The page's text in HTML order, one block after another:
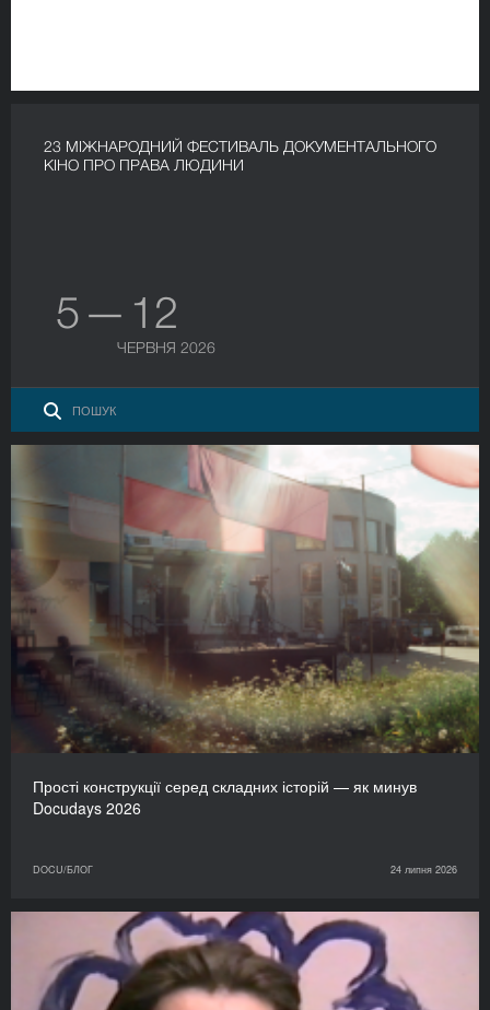
23 МІЖНАРОДНИЙ ФЕСТИВАЛЬ ДОКУМЕНТАЛЬНОГО
КІНО ПРО ПРАВА ЛЮДИНИ
5 — 12
ЧЕРВНЯ 2026
Прості конструкції серед складних історій — як минув
Docudays 2026
DOCU/БЛОГ 24 липня 2026